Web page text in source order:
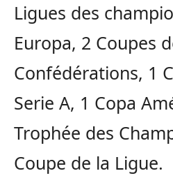
Ligues des
Europa, 2 Coupes
Confédérations, 1
Serie A, 1 Copa
Trophée des
Coupe de la Ligue.